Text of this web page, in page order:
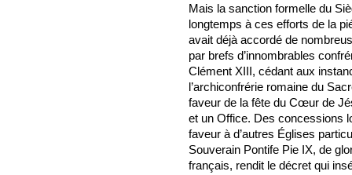
Mais la sanction formelle du
longtemps à ces efforts de la
avait déjà accordé de
par brefs d’innombrables
Clément XIII, cédant aux
l’archiconfrérie romaine du
faveur de la fête du Cœur de
et un Office. Des concessions
faveur à d’autres Églises
Souverain Pontife Pie IX, de
français, rendit le décret qui